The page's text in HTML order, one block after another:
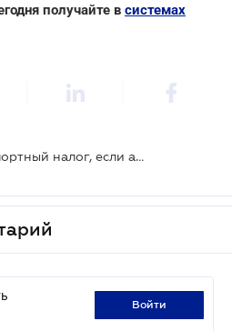
получайте в системах
Нужно ли платить транспортный налог, если автомобиль угнали
войти